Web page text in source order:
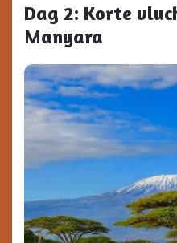
Dag 2: Korte
Manyara